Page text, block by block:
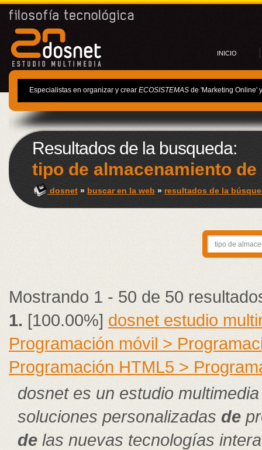
INICIO
Especialistas en organizar y crear ECOSISTEMAS de 'Marketing Online'
Resultados de la busqueda:
tipo de almacenamiento
dosnet » buscar en la web » resultados de la
Mostrando 1 - 50 de 50
1. [100.00%]dosnet estudio
Programación móvil >
Programación HTML5 >
dosnet es un estudio
soluciones personalizadasde
delas nuevas tecnologías